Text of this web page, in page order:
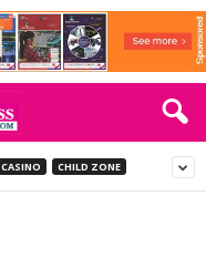
CASINO CHILD ZONE